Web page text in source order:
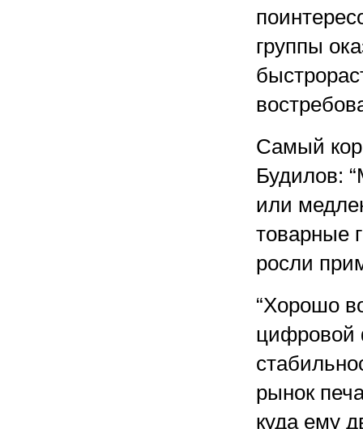
группы
Самый
Будилов:
или
товарные
росли
“Хорошо
цифровой
рынок
куда ему